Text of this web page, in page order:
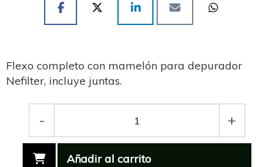
Flexo completo con mamelón para depurador
Nefilter, incluye juntas.
- +
Añadir al carrito